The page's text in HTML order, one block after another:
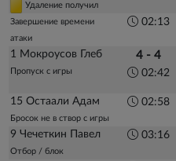
Удаление получил
Завершение времени
атаки
02:13
1 Мокроусов Глеб
Пропуск с игры
4 - 4
02:42
15 Остаали Адам
Бросок не в створ с игры
02:58
9 Чечеткин Павел
Отбор / блок
03:16